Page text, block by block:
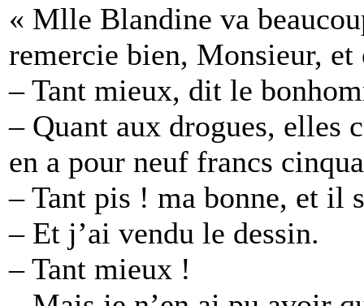
« Mlle Blandine va
remercie bien, Monsieur,
– Tant mieux, dit le
– Quant aux drogues, elles
en a pour neuf francs
– Tant pis ! ma bonne, et il
– Et j’ai vendu le dessin.
– Tant mieux !